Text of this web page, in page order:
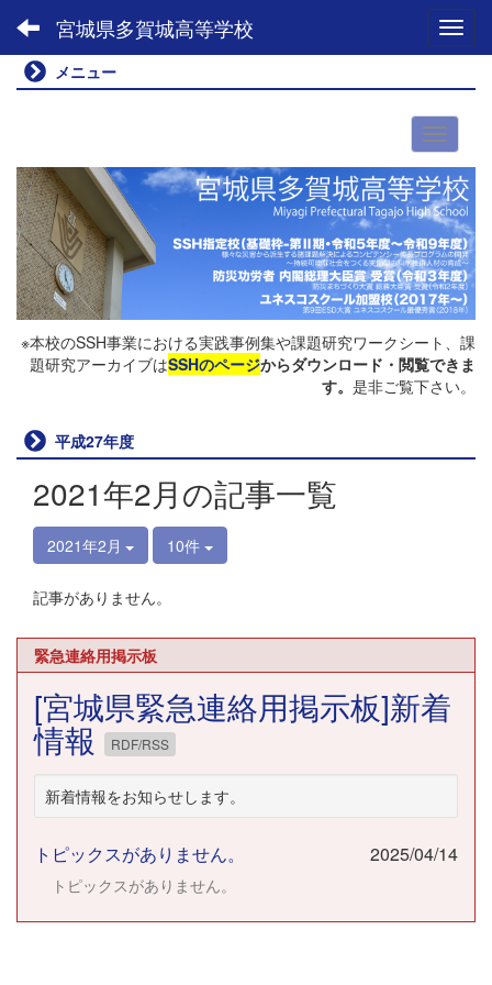
宮城県多賀城高等学校
メニュー
※本校のSSH事業における実践事例集や課題研究ワークシート、課
題研究アーカイブはSSHのページからダウンロード・閲覧できま
す。 是非ご覧下さい。
平成27年度
2021年2月の記事一覧
2021年2月 10件
記事がありません。
緊急連絡用掲示板
[宮城県緊急連絡用掲示板]新着
情報 RDF/RSS
新着情報をお知らせします。
トピックスがありません。 2025/04/14
トピックスがありません。